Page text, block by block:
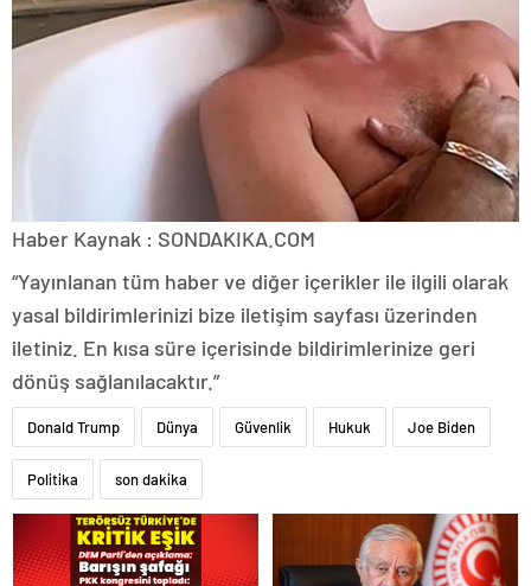
Haber Kaynak : SONDAKIKA.COM
“Yayınlanan tüm haber ve diğer içerikler ile ilgili olarak
yasal bildirimlerinizi bize iletişim sayfası üzerinden
iletiniz. En kısa süre içerisinde bildirimlerinize geri
dönüş sağlanılacaktır.”
Donald Trump Dünya Güvenlik Hukuk Joe Biden
Politika son dakika